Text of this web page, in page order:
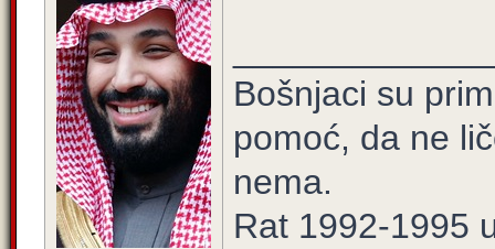
Bošnjaci su
pomoć, da ne
nema.
Rat 1992-1995